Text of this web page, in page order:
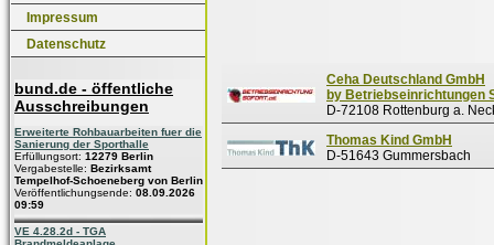
Impressum
Datenschutz
bund.de - öffentliche
Ausschreibungen
Erweiterte Rohbauarbeiten fuer die
Sanierung der Sporthalle
Erfüllungsort: 12279 Berlin
Vergabestelle: Bezirksamt
Tempelhof-Schoeneberg von Berlin
Veröffentlichungsende: 08.09.2026
09:59
VE 4.28.2d - TGA
Ceha Deutschland GmbH
by Betriebseinrichtungen
D-72108 Rottenburg a.
Thomas Kind GmbH
D-51643 Gummersbach